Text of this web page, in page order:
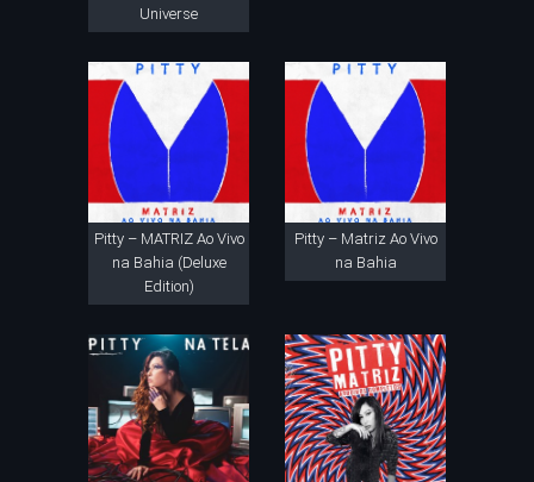
Universe
Pitty – MATRIZ Ao Vivo
na Bahia (Deluxe
Edition)
Pitty – Matriz Ao Vivo
na Bahia